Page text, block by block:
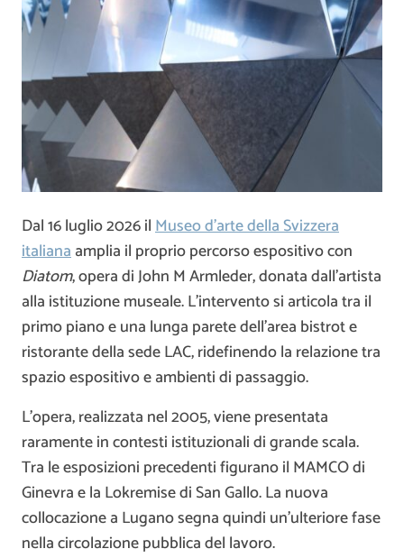
Dal 16 luglio 2026 ilMuseo d’arte della Svizzera
italianaamplia il proprio percorso espositivo con
Diatom, opera diJohn M Armleder, donata dall’artista
alla istituzione museale. L’intervento si articola tra il
primo piano e una lunga parete dell’area bistrot e
ristorante della sede LAC, ridefinendo la relazione tra
spazio espositivo e ambienti di passaggio.
L’opera, realizzata nel 2005, viene presentata
raramente in contesti istituzionali di grande scala.
Tra le esposizioni precedenti figurano il MAMCO di
Ginevra e la Lokremise di San Gallo. La nuova
collocazione a Lugano segna quindi un’ulteriore fase
nella circolazione pubblica del lavoro.